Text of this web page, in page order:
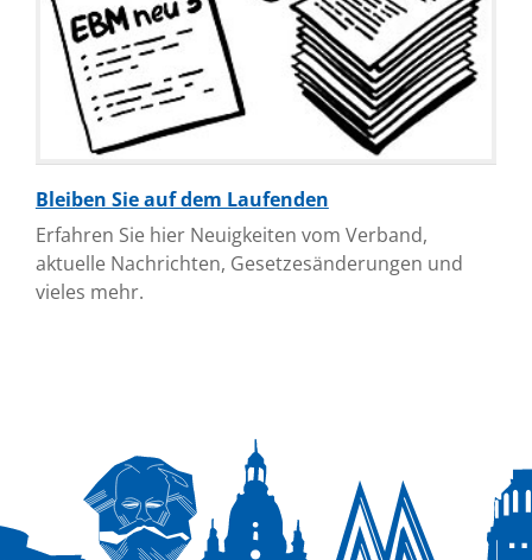
Bleiben Sie auf dem Laufenden
Erfahren Sie hier Neuigkeiten vom Verband,
aktuelle Nachrichten, Gesetzesänderungen und
vieles mehr.